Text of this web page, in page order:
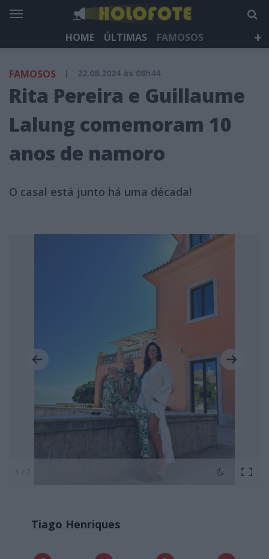
HOME ÚLTIMAS
FAMOSOS
HOLOFOTE TV
NEWSLETTER
FAMOSOS | 22.08.2024 às 08h44
Rita Pereira e Guillaume
Lalung comemoram 10
anos de namoro
O casal está junto há uma década!
1 / 7
Tiago Henriques